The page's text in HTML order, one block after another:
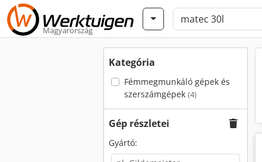
Magyarország
Kategória
Fémmegmunkáló gépek és
szerszámgépek (4)
Gép részletei
Gyártó: